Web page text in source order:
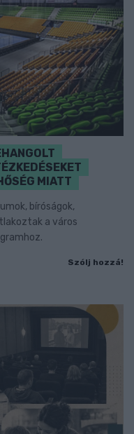
MIATT
bíróságok,
a város
Szólj hozzá!